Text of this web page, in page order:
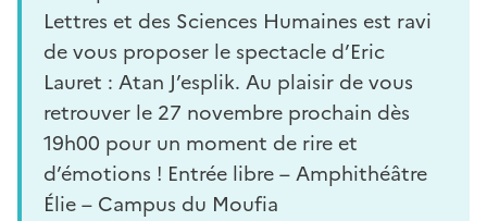
Lettres et des Sciences Humaines est ravi
de vous proposer le spectacle d’Eric
Lauret : Atan J’esplik. Au plaisir de vous
retrouver le 27 novembre prochain dès
19h00 pour un moment de rire et
d’émotions ! Entrée libre – Amphithéâtre
Élie – Campus du Moufia